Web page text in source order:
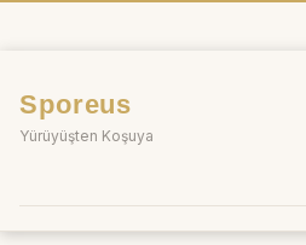
Sporeus
Yürüyüşten Koşuya